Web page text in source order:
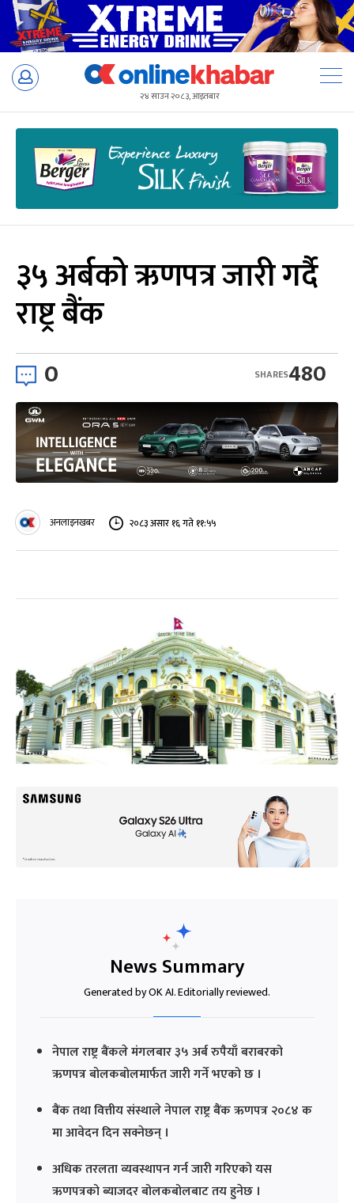
Skip
२४ साउन २०८३, आइतबार
३५ अर्बको ऋणपत्र जारी गर्दै
राष्ट्र बैंक
0 480
SHARES
अनलाइनखबर २०८३ असार १६ गते ११:५५
News Summary
Generated by OK AI. Editorially reviewed.
नेपाल राष्ट्र बैंकले मंगलबार ३५ अर्ब रुपैयाँ बराबरको
ऋणपत्र बोलकबोलमार्फत जारी गर्ने भएको छ ।
बैंक तथा वित्तीय संस्थाले नेपाल राष्ट्र बैंक ऋणपत्र २०८४ क
मा आवेदन दिन सक्नेछन् ।
अधिक तरलता व्यवस्थापन गर्न जारी गरिएको यस
ऋणपत्रको ब्याजदर बोलकबोलबाट तय हुनेछ ।